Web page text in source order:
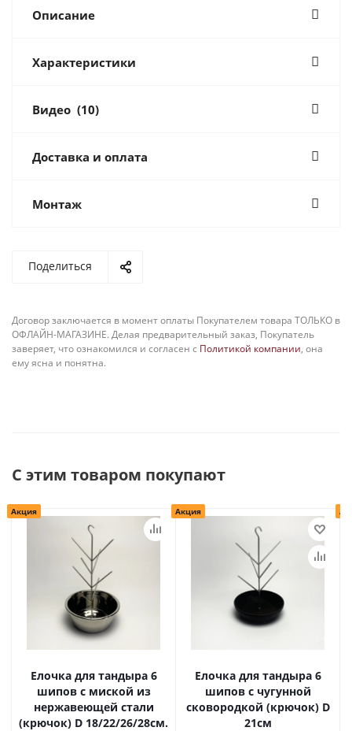
Описание
Характеристики
Видео (10)
Доставка и оплата
Монтаж
Поделиться
Договор заключается в момент оплаты Покупателем товара ТОЛЬКО в
ОФЛАЙН-МАГАЗИНЕ. Делая предварительный заказ, Покупатель
заверяет, что ознакомился и согласен с Политикой компании, она
ему ясна и понятна.
С этим товаром покупают
Акция
Елочка для тандыра 6
шипов с миской из
нержавеющей стали
(крючок) D 18/22/26/28см.
Акция
Елочка для тандыра 6
шипов с чугунной
сковородкой (крючок) D
21см